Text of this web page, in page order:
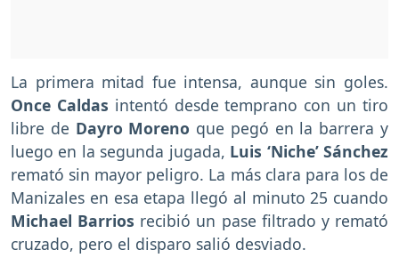
La primera mitad fue intensa, aunque sin goles.
Once Caldas intentó desde temprano con un tiro
libre de Dayro Moreno que pegó en la barrera y
luego en la segunda jugada, Luis ‘Niche’ Sánchez
remató sin mayor peligro. La más clara para los de
Manizales en esa etapa llegó al minuto 25 cuando
Michael Barrios recibió un pase filtrado y remató
cruzado, pero el disparo salió desviado.